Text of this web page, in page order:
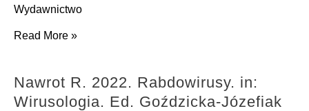
Wydawnictwo
Poręba
Read More »
Nawrot R. 2022. Rabdowirusy. in:
Wirusologia. Ed. Goździcka-Józefiak